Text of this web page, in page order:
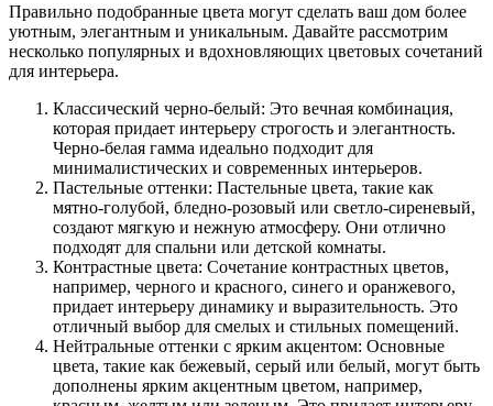
Правильно подобранные цвета могут сделать ваш дом более
уютным, элегантным и уникальным. Давайте рассмотрим
несколько популярных и вдохновляющих цветовых сочетаний
для интерьера.
Классический черно-белый: Это вечная комбинация,
которая придает интерьеру строгость и элегантность.
Черно-белая гамма идеально подходит для
минималистических и современных интерьеров.
Пастельные оттенки: Пастельные цвета, такие как
мятно-голубой, бледно-розовый или светло-сиреневый,
создают мягкую и нежную атмосферу. Они отлично
подходят для спальни или детской комнаты.
Контрастные цвета: Сочетание контрастных цветов,
например, черного и красного, синего и оранжевого,
придает интерьеру динамику и выразительность. Это
отличный выбор для смелых и стильных помещений.
Нейтральные оттенки с ярким акцентом: Основные
цвета, такие как бежевый, серый или белый, могут быть
дополнены ярким акцентным цветом, например,